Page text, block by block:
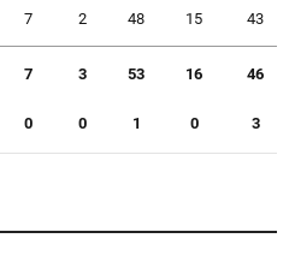
7 2 48 15 43
7 3 53 16 46
0 0 1 0 3